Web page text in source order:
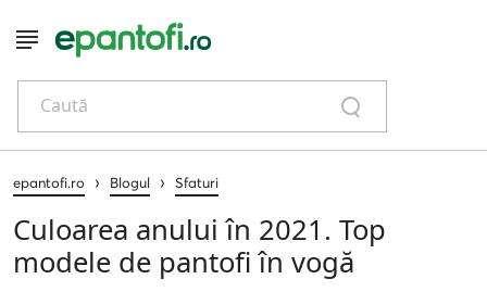
Caută
epantofi.ro › Blogul › Sfaturi
Culoarea anului în 2021. Top
modele de pantofi în vogă